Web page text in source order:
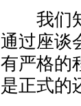
我们知
通过座谈
有严格的
是正式的